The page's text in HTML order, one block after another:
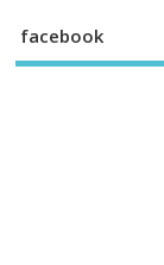
facebook